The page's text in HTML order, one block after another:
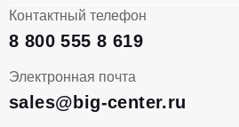
Контактный телефон
8 800 555 8 619
Электронная почта
sales@big-center.ru